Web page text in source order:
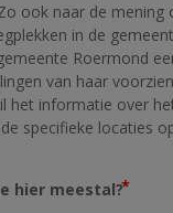
ook naar de mening
in de
Roermond
van haar
het informatie over
specifieke locaties
hier meestal?